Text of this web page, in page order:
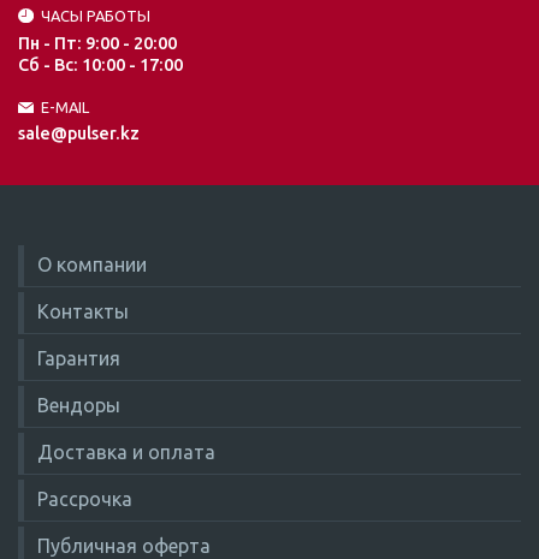
ЧАСЫ РАБОТЫ
Пн - Пт: 9:00 - 20:00
Сб - Вс: 10:00 - 17:00
E-MAIL
sale@pulser.kz
О компании
Контакты
Гарантия
Вендоры
Доставка и оплата
Рассрочка
Публичная оферта